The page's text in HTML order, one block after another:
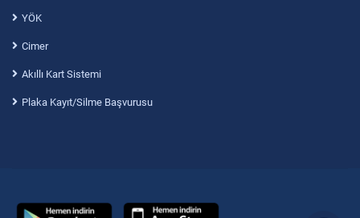
YÖK
Cimer
Akıllı Kart Sistemi
Plaka Kayıt/Silme Başvurusu